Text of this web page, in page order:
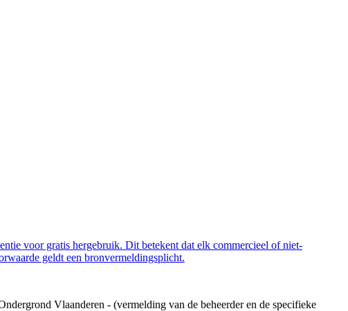
voor gratis hergebruik. Dit betekent dat elk commercieel of niet-
geldt een bronvermeldingsplicht.
Vlaanderen - (vermelding van de beheerder en de specifieke